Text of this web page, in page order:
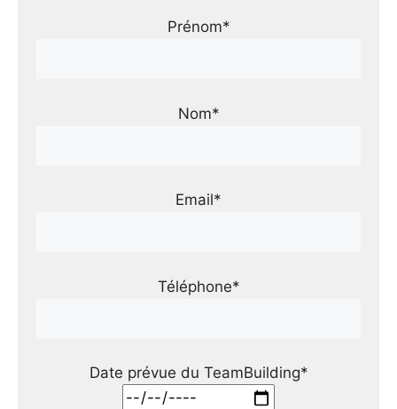
Prénom*
Nom*
Email*
Téléphone*
Date prévue du TeamBuilding*